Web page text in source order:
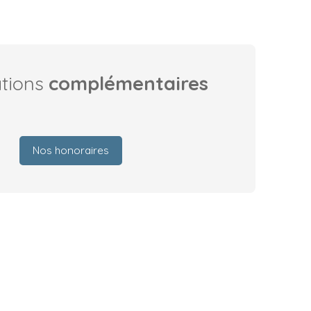
complémentaires
Nos honoraires